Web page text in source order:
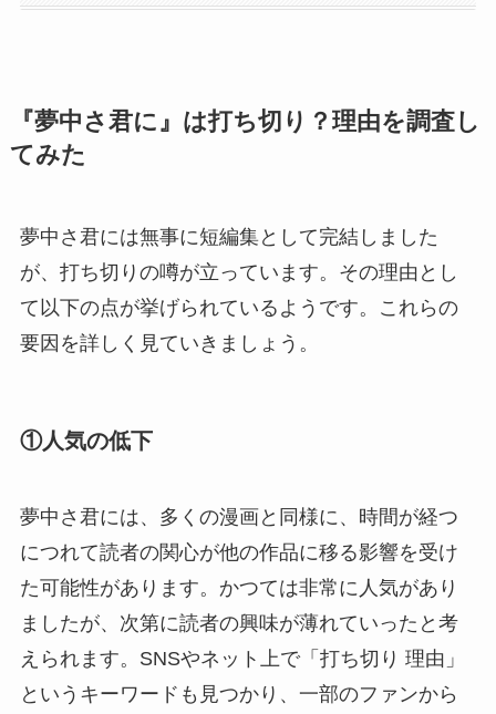
『夢中さ君に』は打ち切り？理由を調査し
てみた
夢中さ君には無事に短編集として完結しました
が、打ち切りの噂が立っています。その理由とし
て以下の点が挙げられているようです。これらの
要因を詳しく見ていきましょう。
①人気の低下
夢中さ君には、多くの漫画と同様に、時間が経つ
につれて読者の関心が他の作品に移る影響を受け
た可能性があります。かつては非常に人気があり
ましたが、次第に読者の興味が薄れていったと考
えられます。SNSやネット上で「打ち切り 理由」
というキーワードも見つかり、一部のファンから